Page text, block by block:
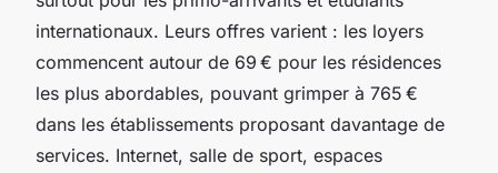
internationaux. Leurs offres varient : les loyers
commencent autour de 69 € pour les résidences
les plus abordables, pouvant grimper à 765 €
dans les établissements proposant davantage de
services. Internet, salle de sport, espaces